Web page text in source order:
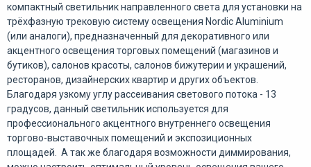
компактный светильник направленного света для установки на
трёхфазную трековую систему освещения Nordic Aluminium
(или аналоги), предназначенный для декоративного или
акцентного освещения торговых помещений (магазинов и
бутиков), салонов красоты, салонов бижутерии и украшений,
ресторанов, дизайнерских квартир и других объектов.
Благодаря узкому углу рассеивания светового потока - 13
градусов, данный светильник используется для
профессионального акцентного внутреннего освещения
торгово-выставочных помещений и экспозиционных
площадей. А так же благодаря возможности диммирования,